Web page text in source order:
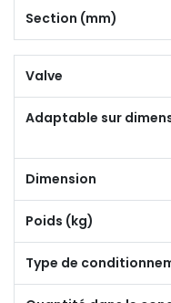
Section (mm)
Valve
Adaptable sur
Dimension
Poids (kg)
Type de